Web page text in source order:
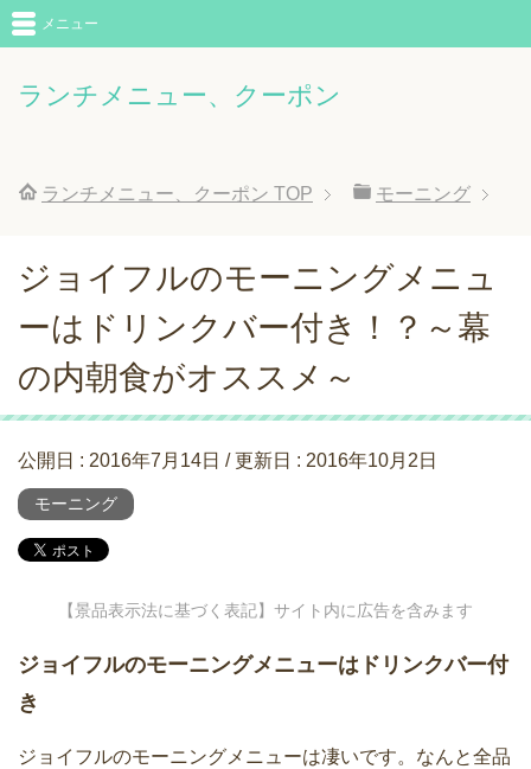
ランチメニュー、クーポン
メニュー
ランチメニュー、クーポン TOP モーニング
ジョイフルのモーニングメニュ
ーはドリンクバー付き！？～幕
の内朝食がオススメ～
公開日 : 2016年7月14日 / 更新日 : 2016年10月2日
モーニング
【景品表示法に基づく表記】サイト内に広告を含みます
ジョイフルのモーニングメニューはドリンクバー付
き
ジョイフルのモーニングメニューは凄いです。なんと全品